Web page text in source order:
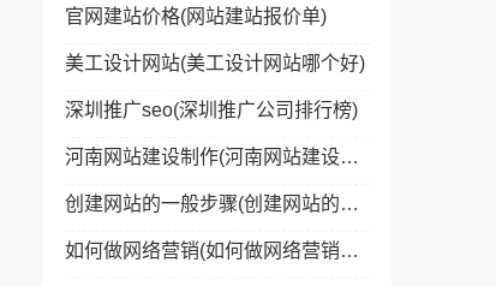
官网建站价格(网站建站报价单)
美工设计网站(美工设计网站哪个好)
深圳推广seo(深圳推广公司排行榜)
河南网站建设制作(河南网站建设制作公司)
创建网站的一般步骤(创建网站的一般步骤包括)
如何做网络营销(如何做网络营销经理)